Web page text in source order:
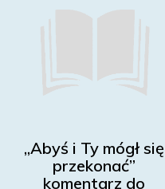
„Abyś i Ty mógł się
przekonać”
komentarz do